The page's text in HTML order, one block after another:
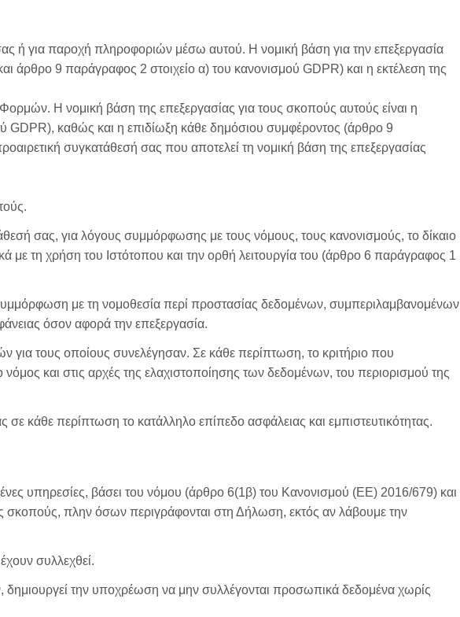
σας ή για παροχή πληροφοριών μέσω αυτού. Η νομική βάση για την επεξεργασία
9 παράγραφος 2 στοιχείο α) του κανονισμού GDPR) και η εκτέλεση της
Η νομική βάση της επεξεργασίας για τους σκοπούς αυτούς είναι η
GDPR), καθώς και η επιδίωξη κάθε δημόσιου συμφέροντος (άρθρο 9
συγκατάθεσή σας που αποτελεί τη νομική βάση της επεξεργασίας
σας, για λόγους συμμόρφωσης με τους νόμους, τους κανονισμούς, το δίκαιο
με τη χρήση του Ιστότοπου και την ορθή λειτουργία του (άρθρο 6 παράγραφος 1
με τη νομοθεσία περί προστασίας δεδομένων, συμπεριλαμβανομένων
όσον αφορά την επεξεργασία.
για τους οποίους συνελέγησαν. Σε κάθε περίπτωση, το κριτήριο που
και στις αρχές της ελαχιστοποίησης των δεδομένων, του περιορισμού της
κάθε περίπτωση το κατάλληλο επίπεδο ασφάλειας και εμπιστευτικότητας.
υπηρεσίες, βάσει του νόμου (άρθρο 6(1β) του Κανονισμού (ΕΕ) 2016/679) και
σκοπούς, πλην όσων περιγράφονται στη Δήλωση, εκτός αν λάβουμε την
συλλεχθεί.
την υποχρέωση να μην συλλέγονται προσωπικά δεδομένα χωρίς